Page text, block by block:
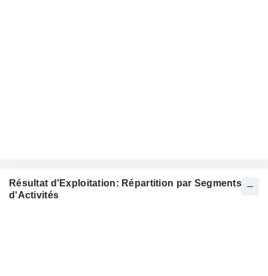
Résultat d'Exploitation: Répartition par Segments
d'Activités